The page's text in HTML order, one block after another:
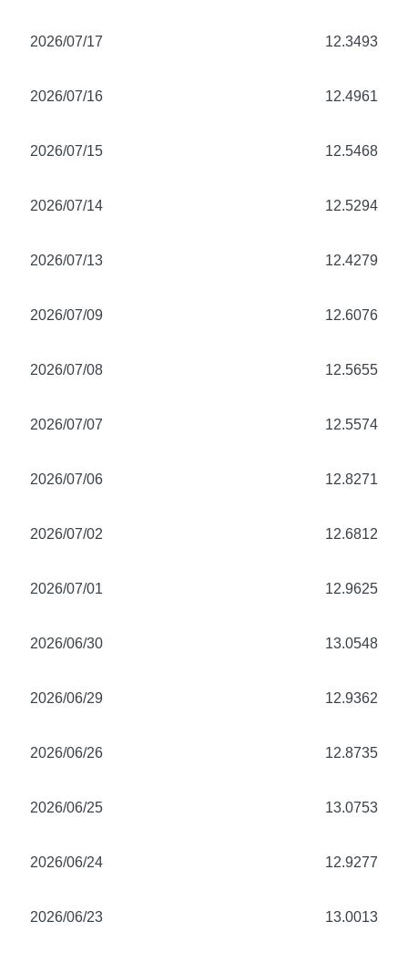
2026/07/17 12.3493
2026/07/16 12.4961
2026/07/15 12.5468
2026/07/14 12.5294
2026/07/13 12.4279
2026/07/09 12.6076
2026/07/08 12.5655
2026/07/07 12.5574
2026/07/06 12.8271
2026/07/02 12.6812
2026/07/01 12.9625
2026/06/30 13.0548
2026/06/29 12.9362
2026/06/26 12.8735
2026/06/25 13.0753
2026/06/24 12.9277
2026/06/23 13.0013